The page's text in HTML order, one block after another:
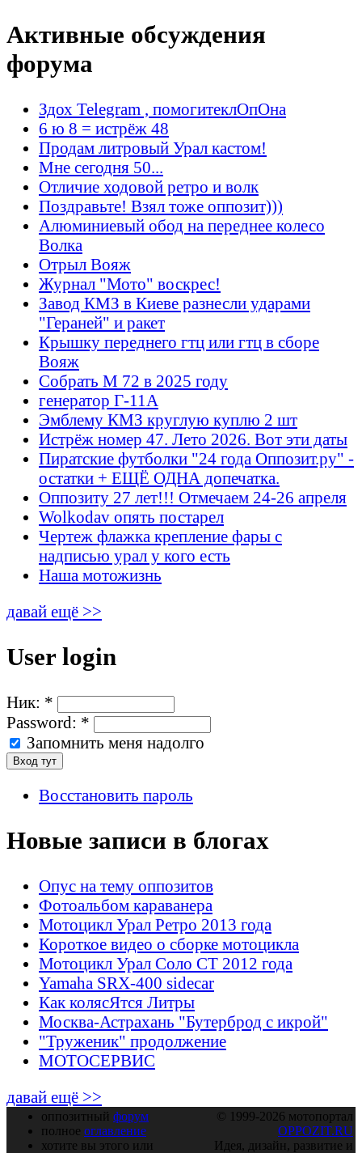
Активные обсуждения
форума
Здох Telegram , помогитеклОпОна
6 ю 8 = истрёж 48
Продам литровый Урал кастом!
Мне сегодня 50...
Отличие ходовой ретро и волк
Поздравьте! Взял тоже оппозит)))
Алюминиевый обод на переднее колесо
Волка
Отрыл Вояж
Журнал "Мото" воскрес!
Завод КМЗ в Киеве разнесли ударами
"Гераней" и ракет
Крышку переднего гтц или гтц в сборе
Вояж
Собрать М 72 в 2025 году
генератор Г-11А
Эмблему КМЗ круглую куплю 2 шт
Истрёж номер 47. Лето 2026. Вот эти даты
Пиратские футболки "24 года Оппозит.ру" -
остатки + ЕЩЁ ОДНА допечатка.
Оппозиту 27 лет!!! Отмечаем 24-26 апреля
Wolkodav опять постарел
Чертеж флажка крепление фары с
надписью урал у кого есть
Наша мотожизнь
давай ещё >>
User login
Ник: *
Password: *
Запомнить меня надолго
Восстановить пароль
Новые записи в блогах
Опус на тему оппозитов
Фотоальбом караванера
Мотоцикл Урал Ретро 2013 года
Короткое видео о сборке мотоцикла
Мотоцикл Урал Соло СТ 2012 года
Yamaha SRX-400 sidecar
Как колясЯтся Литры
Москва-Астрахань "Бутерброд с икрой"
"Труженик" продолжение
МОТОСЕРВИС
давай ещё >>
оппозитный форум
полное оглавление
хотите вы этого или
© 1999-2026 мотопортал
OPPOZIT.RU
Идея, дизайн, развитие и